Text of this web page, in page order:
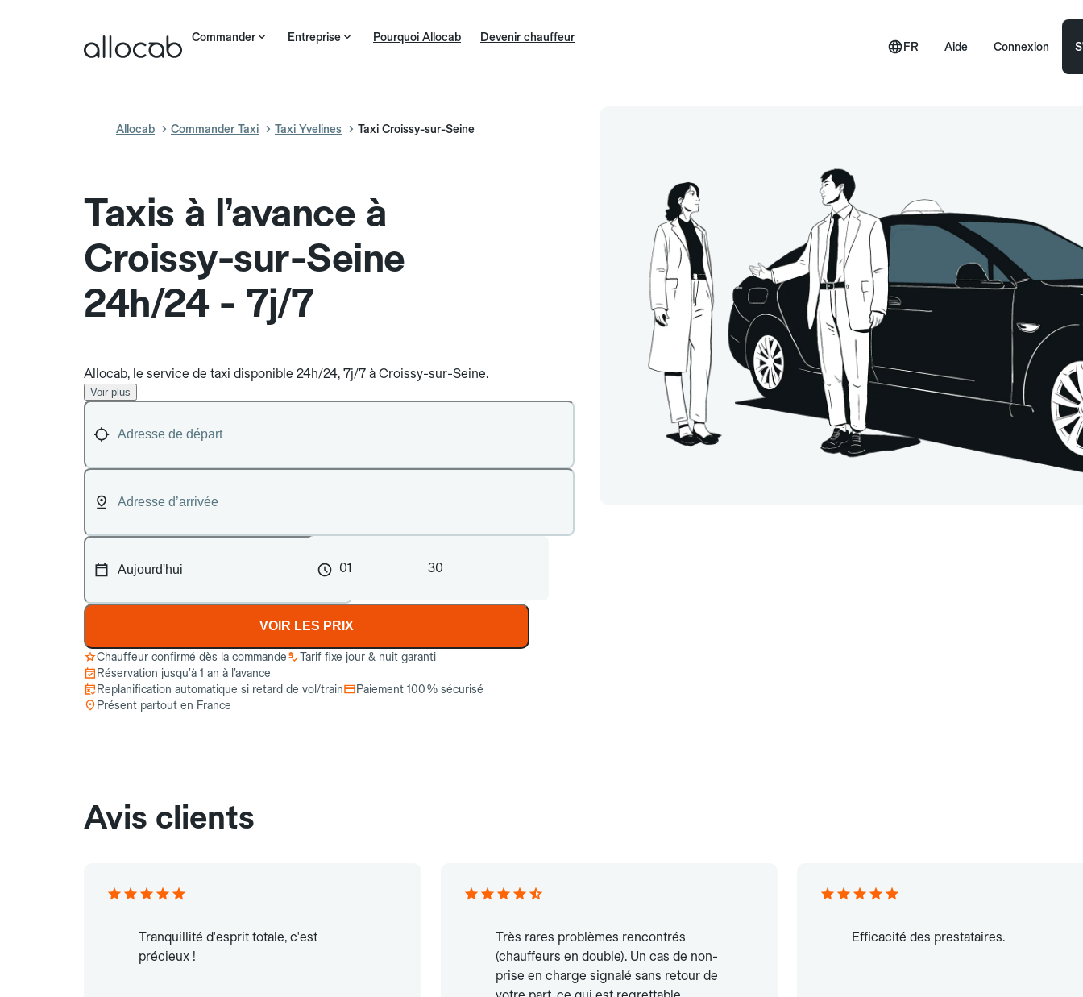
Commander Entreprise Pourquoi Allocab Devenir chauffeur
Aide
FR Connexion
Allocab Commander Taxi Taxi Yvelines Taxi Croissy-sur-Seine
Taxis à l’avance à
Croissy-sur-Seine
24h/24 - 7j/7
Allocab, le service de taxi disponible 24h/24, 7j/7 à Croissy-sur-Seine.
Voir plus
01 30
VOIR LES PRIX
Chauffeur confirmé dès la commande
Tarif fixe jour & nuit garanti
Réservation jusqu’à 1 an à l’avance
Replanification automatique si retard de vol/train
Paiement 100 % sécurisé
Présent partout en France
Avis clients
Tranquillité d'esprit totale, c'est
précieux !
Très rares problèmes rencontrés
(chauffeurs en double). Un cas de non-
prise en charge signalé sans retour de
Efficacité des prestataires.